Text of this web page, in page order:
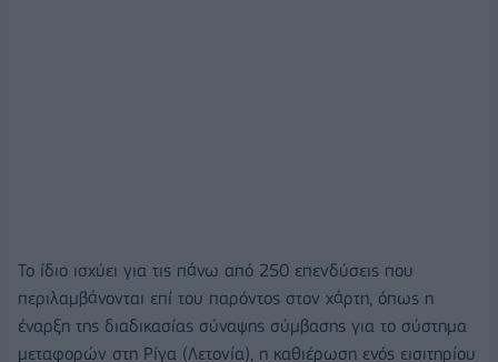
Το ίδιο ισχύει για τις πάνω από 250 επενδύσεις που
περιλαμβάνονται επί του παρόντος στον χάρτη, όπως η
έναρξη της διαδικασίας σύναψης σύμβασης για το σύστημα
μεταφορών στη Ρίγα (Λετονία), η καθιέρωση ενός εισιτηρίου